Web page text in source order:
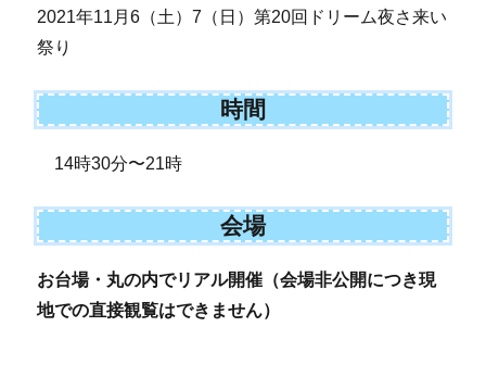
2021年11月6（土）7（日）第20回ドリーム夜さ来い
祭り
時間
14時30分〜21時
会場
お台場・丸の内でリアル開催（会場非公開につき現
地での直接観覧はできません）